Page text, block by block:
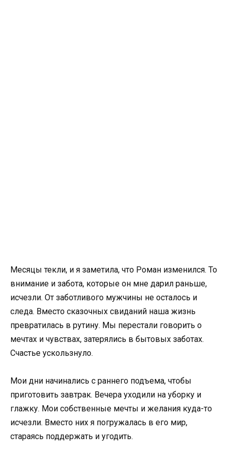
Месяцы текли, и я заметила, что Роман изменился. То
внимание и забота, которые он мне дарил раньше,
исчезли. От заботливого мужчины не осталось и
следа. Вместо сказочных свиданий наша жизнь
превратилась в рутину. Мы перестали говорить о
мечтах и чувствах, затерялись в бытовых заботах.
Счастье ускользнуло.
Мои дни начинались с раннего подъема, чтобы
приготовить завтрак. Вечера уходили на уборку и
глажку. Мои собственные мечты и желания куда-то
исчезли. Вместо них я погружалась в его мир,
стараясь поддержать и угодить.